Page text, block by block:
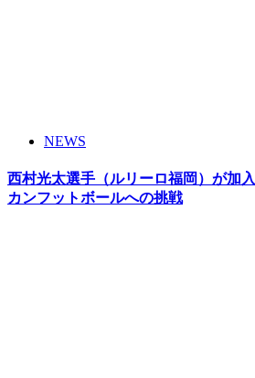
NEWS
西村光太選手（ルリーロ福岡）が加
カンフットボールへの挑戦